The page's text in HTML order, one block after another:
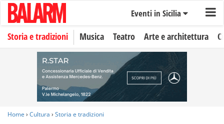
Eventi in Sicilia
Storia e tradizioni Musica Teatro Arte e architettura
Home › Cultura › Storia e tradizioni